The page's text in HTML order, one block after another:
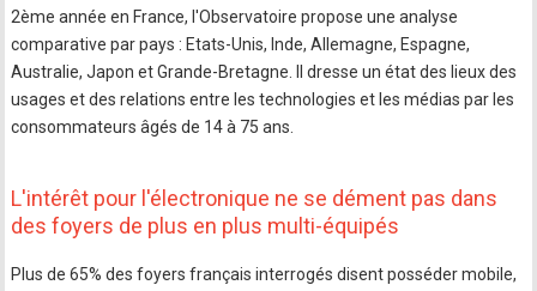
2ème année en France, l'Observatoire propose une analyse
comparative par pays : Etats-Unis, Inde, Allemagne, Espagne,
Australie, Japon et Grande-Bretagne. Il dresse un état des lieux des
usages et des relations entre les technologies et les médias par les
consommateurs âgés de 14 à 75 ans.
L'intérêt pour l'électronique ne se dément pas dans
des foyers de plus en plus multi-équipés
Plus de 65% des foyers français interrogés disent posséder mobile,